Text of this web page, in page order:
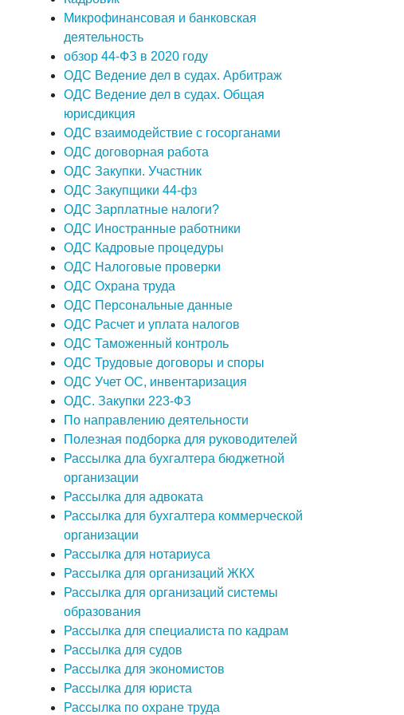
Микрофинансовая и банковская
деятельность
обзор 44-ФЗ в 2020 году
ОДС Ведение дел в судах. Арбитраж
ОДС Ведение дел в судах. Общая
юрисдикция
ОДС взаимодействие с госорганами
ОДС договорная работа
ОДС Закупки. Участник
ОДС Закупщики 44-фз
ОДС Зарплатные налоги?
ОДС Иностранные работники
ОДС Кадровые процедуры
ОДС Налоговые проверки
ОДС Охрана труда
ОДС Персональные данные
ОДС Расчет и уплата налогов
ОДС Таможенный контроль
ОДС Трудовые договоры и споры
ОДС Учет ОС, инвентаризация
ОДС. Закупки 223-ФЗ
По направлению деятельности
Полезная подборка для руководителей
Рассылка дла бухгалтера бюджетной
организации
Рассылка для адвоката
Рассылка для бухгалтера коммерческой
организации
Рассылка для нотариуса
Рассылка для организаций ЖКХ
Рассылка для организаций системы
образования
Рассылка для специалиста по кадрам
Рассылка для судов
Рассылка для экономистов
Рассылка для юриста
Рассылка по охране труда